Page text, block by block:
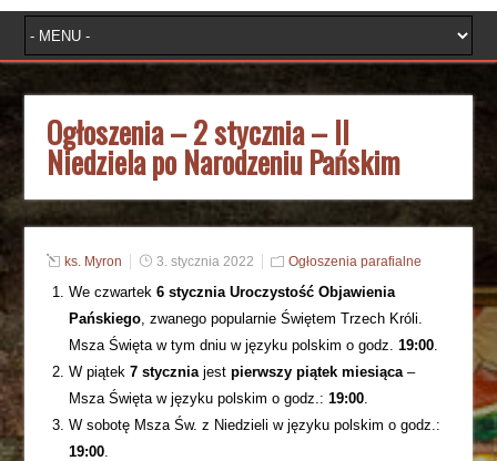
Ogłoszenia – 2 stycznia – II
Niedziela po Narodzeniu Pańskim
ks. Myron 3. stycznia 2022 Ogłoszenia parafialne
We czwartek6 stycznia Uroczystość Objawienia
Pańskiego, zwanego popularnie Świętem Trzech Króli.
Msza Święta w tym dniu w języku polskim o godz.19:00.
W piątek7 styczniajestpierwszy piątek miesiąca–
Msza Święta w języku polskim o godz.:19:00.
W sobotę Msza Św. z Niedzieli w języku polskim o godz.:
19:00.